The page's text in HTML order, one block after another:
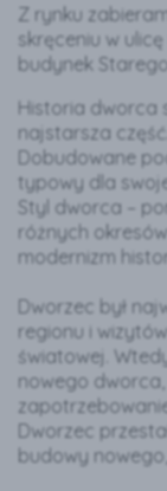
Z rynku
skręceniu w
budynek
Historia dworca
najstarsza część.
Dobudowane
typowy dla
Styl dworca –
różnych
modernizm
Dworzec był
regionu i
światowej.
nowego
Dworzec
budowy nowego,